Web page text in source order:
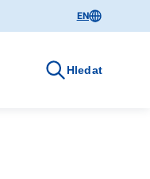
EN
Hledat